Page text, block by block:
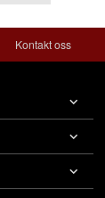
Kontakt oss